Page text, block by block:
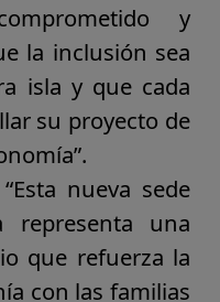
y
la inclusión sea
isla y que cada
su proyecto de
”.
nueva sede
una
que refuerza la
con las familias